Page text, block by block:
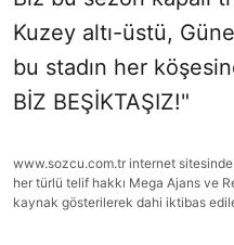
Kuzey altı-üstü,
bu stadın her
BİZ BEŞİKTAŞIZ!"
www.sozcu.com.tr internet sitesinde
her türlü telif hakkı Mega Ajans ve
kaynak gösterilerek dahi iktibas